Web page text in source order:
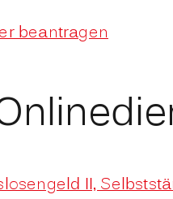
beantragen
II,